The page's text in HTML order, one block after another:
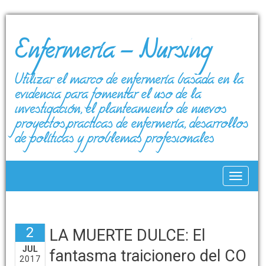
Enfermería – Nursing
Utilizar el marco de enfermería basada en la
evidencia para fomentar el uso de la
investigación, el planteamiento de nuevos
proyectos,prácticas de enfermería, desarrollos
de políticas y problemas profesionales
2
JUL
2017
LA MUERTE DULCE: El
fantasma traicionero del CO